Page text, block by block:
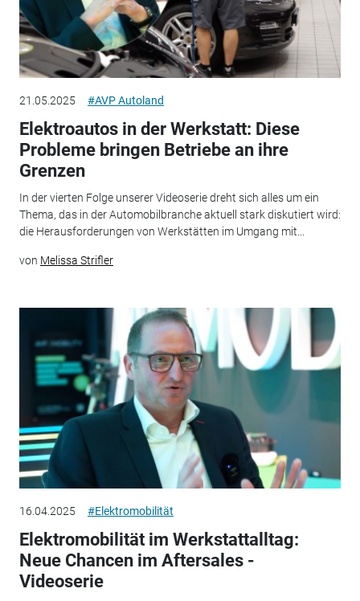
21.05.2025 #AVP Autoland
Elektroautos in der Werkstatt: Diese
Probleme bringen Betriebe an ihre
Grenzen
In der vierten Folge unserer Videoserie dreht sich alles um ein
Thema, das in der Automobilbranche aktuell stark diskutiert wird:
die Herausforderungen von Werkstätten im Umgang mit...
von Melissa Strifler
16.04.2025 #Elektromobilität
Elektromobilität im Werkstattalltag:
Neue Chancen im Aftersales -
Videoserie